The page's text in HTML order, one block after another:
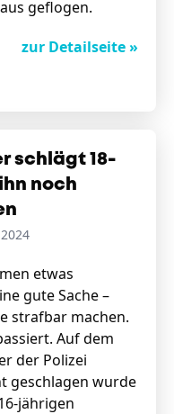
geflogen.
zur Detailseite »
schlägt 18-
noch
etwas
gute Sache –
strafbar machen.
Auf dem
der Polizei
geschlagen wurde
jährigen